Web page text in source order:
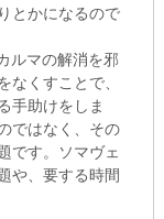
とかになるので
ルマの解消を邪
なくすことで、
手助けをしま
ではなく、その
です。ソマヴェ
や、要する時間